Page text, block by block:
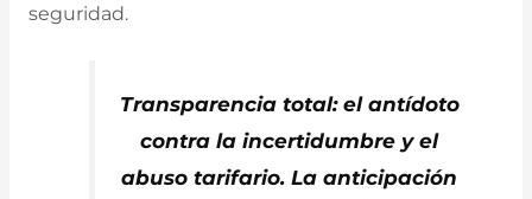
seguridad.
Transparencia total: el antídoto
contra la incertidumbre y el
abuso tarifario. La anticipación